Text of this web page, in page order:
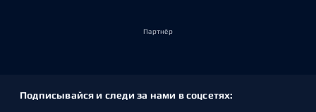
Партнёр
Подписывайся и следи за нами в соцсетях: